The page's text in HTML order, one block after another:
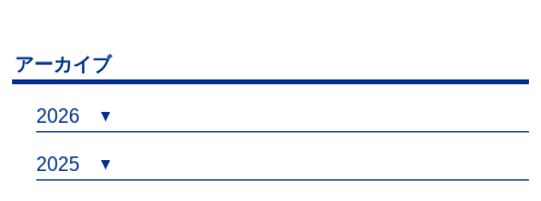
アーカイブ
2026
2025